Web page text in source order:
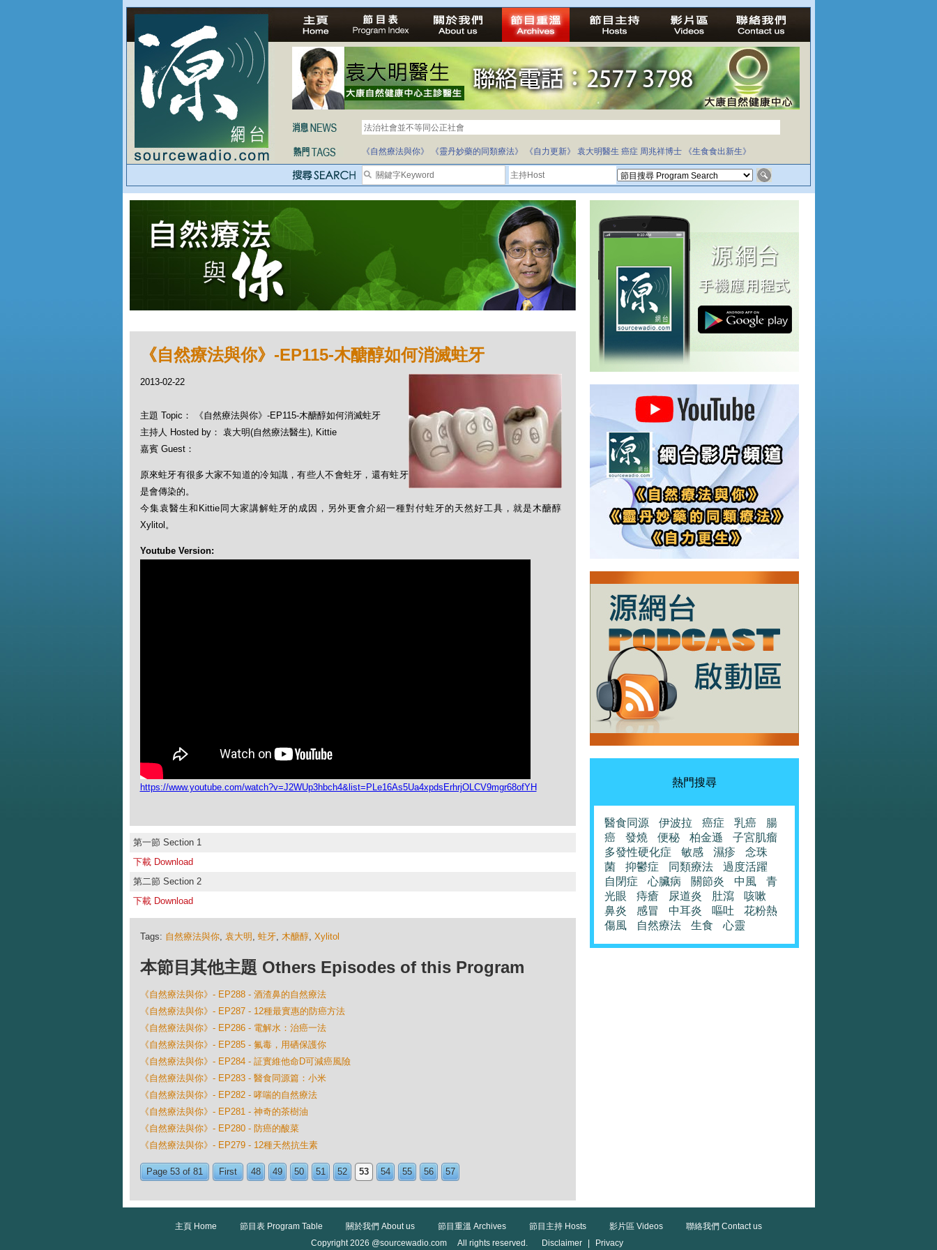
法治社會並不等同公正社會
《自然療法與你》 《靈丹妙藥的同類療法》 《自力更新》 袁大明醫生 癌症 周兆祥博士 《生食食出新生》
《自然療法與你》-EP115-木醣醇如何消滅蛀牙
2013-02-22
主題 Topic： 《自然療法與你》-EP115-木醣醇如何消滅蛀牙
主持人 Hosted by： 袁大明(自然療法醫生), Kittie
嘉賓 Guest：
原來蛀牙有很多大家不知道的冷知識，有些人不會蛀牙，還有蛀牙
是會傳染的。
今集袁醫生和Kittie同大家講解蛀牙的成因，另外更會介紹一種對付蛀牙的天然好工具，就是木醣醇
Xylitol。
Youtube Version:
https://www.youtube.com/watch?v=J2WUp3hbch4&list=PLe16As5Ua4xpdsErhrjOLCV9mgr68ofYH
第一節 Section 1
下載 Download
第二節 Section 2
下載 Download
Tags: 自然療法與你, 袁大明 , 蛀牙, 木醣醇, Xylitol
本節目其他主題 Others Episodes of this Program
《自然療法與你》- EP288 - 酒渣鼻的自然療法
《自然療法與你》- EP287 - 12種最實惠的防癌方法
《自然療法與你》- EP286 - 電解水：治癌一法
《自然療法與你》- EP285 - 氟毒，用硒保護你
《自然療法與你》- EP284 - 証實維他命D可減癌風險
《自然療法與你》- EP283 - 醫食同源篇：小米
《自然療法與你》- EP282 - 哮喘的自然療法
《自然療法與你》- EP281 - 神奇的茶樹油
《自然療法與你》- EP280 - 防癌的酸菜
《自然療法與你》- EP279 - 12種天然抗生素
Page 53 of 81 First 48 49 50 51 52 53 54 55 56 57
熱門搜尋
醫食同源 伊波拉 癌症 乳癌
腸
癌
發燒 便秘 柏金遜
子宮肌瘤
多發性硬化症
敏感 濕疹
念珠
菌
抑鬱症 同類療法
過度活躍
自閉症
心臟病 關節炎 中風
青
光眼
痔瘡 尿道炎 肚瀉
咳嗽
鼻炎
感冒 中耳炎 嘔吐
花粉熱
傷風
自然療法 生食 心靈
主頁 Home 節目表 Program Table 關於我們 About us 節目重溫 Archives 節目主持 Hosts 影片區 Videos
聯絡我們 Contact us
Copyright 2026 @sourcewadio.com All rights reserved.
Disclaimer Privacy